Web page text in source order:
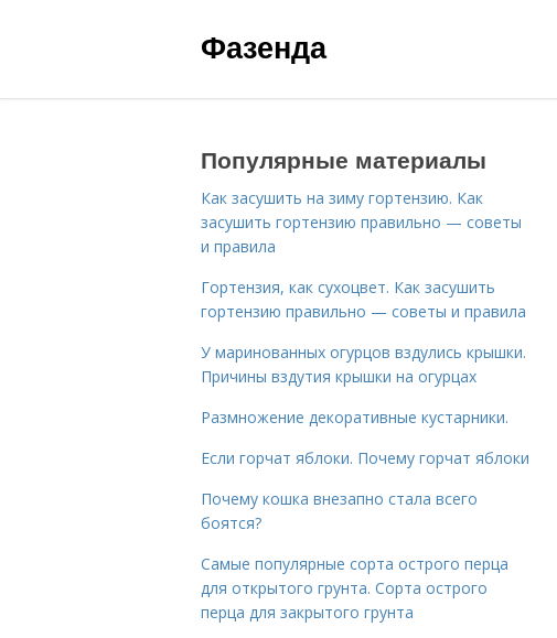
Фазенда
Популярные материалы
Как засушить на зиму гортензию. Как
засушить гортензию правильно — советы
и правила
Гортензия, как сухоцвет. Как засушить
гортензию правильно — советы и правила
У маринованных огурцов вздулись крышки.
Причины вздутия крышки на огурцах
Размножение декоративные кустарники.
Если горчат яблоки. Почему горчат яблоки
Почему кошка внезапно стала всего
боятся?
Самые популярные сорта острого перца
для открытого грунта. Сорта острого
перца для закрытого грунта